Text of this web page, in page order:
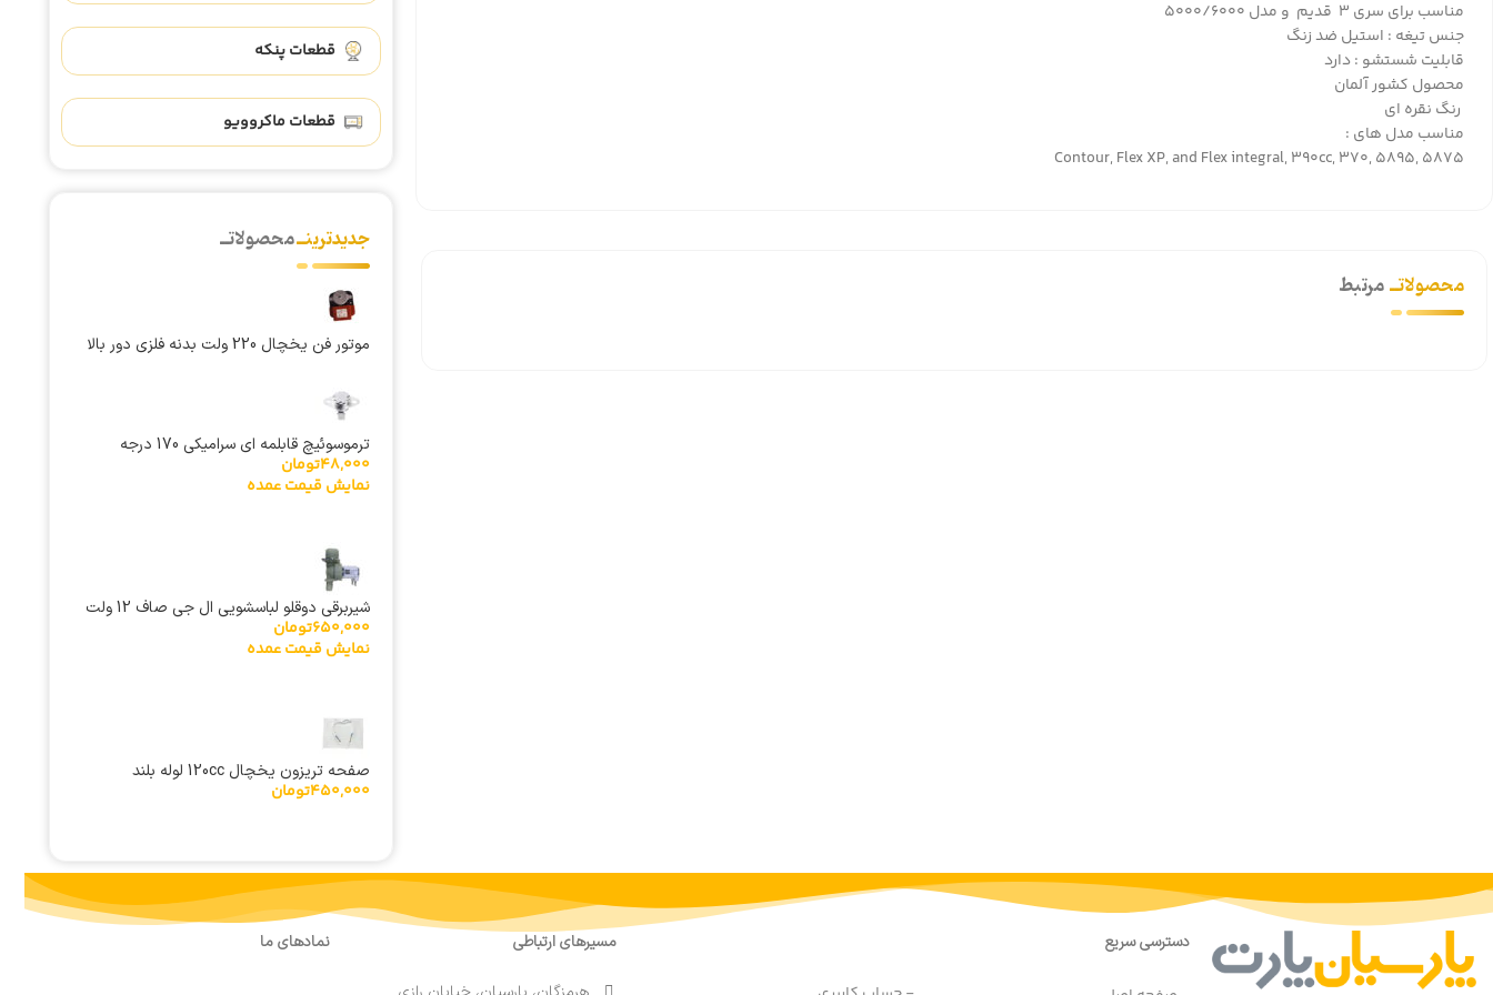
مناسب برای سری ۳ قدیم و مدل ۵۰۰۰/۶۰۰۰
جنس تیغه : استیل ضد زنگ
قابلیت شستشو : دارد
محصول کشور آلمان
رنگ نقره ای
مناسب مدل های :
Contour, Flex XP, and Flex integral, 390cc, 370, 5895, 5875
محصولاتــمرتبط
قطعات پنکه
قطعات ماکروویو
جدیدترینــمحصولاتــ
موتور فن یخچال 220 ولت بدنه فلزی دور بالا
ترموسوئیچ قابلمه ای سرامیکی 170 درجه
48,000تومان
نمایش قیمت عمده
شیربرقی دوقلو لباسشویی ال جی صاف 12 ولت
650,000تومان
نمایش قیمت عمده
صفحه تریزون یخچال 120cc لوله بلند
450,000تومان
دسترسی سریع مسیرهای ارتباطی نمادهای ما